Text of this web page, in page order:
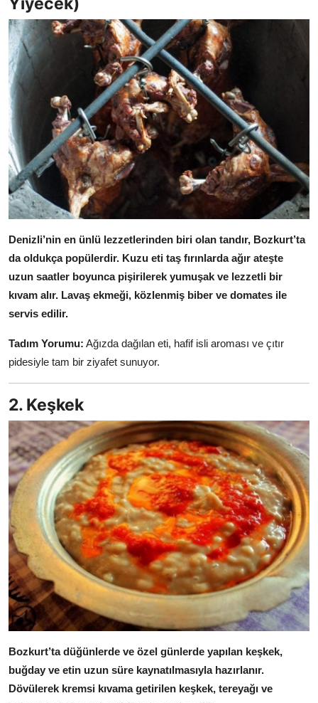
Anne & Bebek Beslenmesi
Mutfak Sırları & Teknikler
Gıda Sözlüğü & Nedir?
Yemek Tarifleri & Menüler
Denizli’nin en ünlü lezzetlerinden biri olan tandır, Bozkurt’ta
da oldukça popülerdir. Kuzu eti taş fırınlarda ağır ateşte
uzun saatler boyunca pişirilerek yumuşak ve lezzetli bir
kıvam alır. Lavaş ekmeği, közlenmiş biber ve domates ile
servis edilir.
Tadım Yorumu: Ağızda dağılan eti, hafif isli aroması ve çıtır
pidesiyle tam bir ziyafet sunuyor.
2. Keşkek
Bozkurt’ta düğünlerde ve özel günlerde yapılan keşkek,
buğday ve etin uzun süre kaynatılmasıyla hazırlanır.
Dövülerek kremsi kıvama getirilen keşkek, tereyağı ve